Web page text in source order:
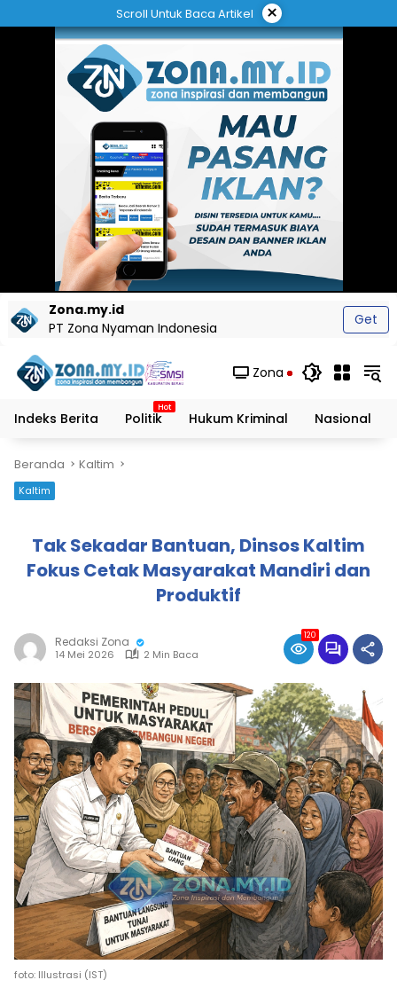
ke
Scroll Untuk Baca Artikel ×
Zona.my.id
PT Zona Nyaman Indonesia
Get
Zona
Indeks Berita Politik Hukum Kriminal Nasional
Beranda Kaltim
Kaltim
Tak Sekadar Bantuan, Dinsos Kaltim
Fokus Cetak Masyarakat Mandiri dan
Produktif
Redaksi Zona
14 Mei 2026 2 Min Baca
120
foto: Illustrasi (IST)